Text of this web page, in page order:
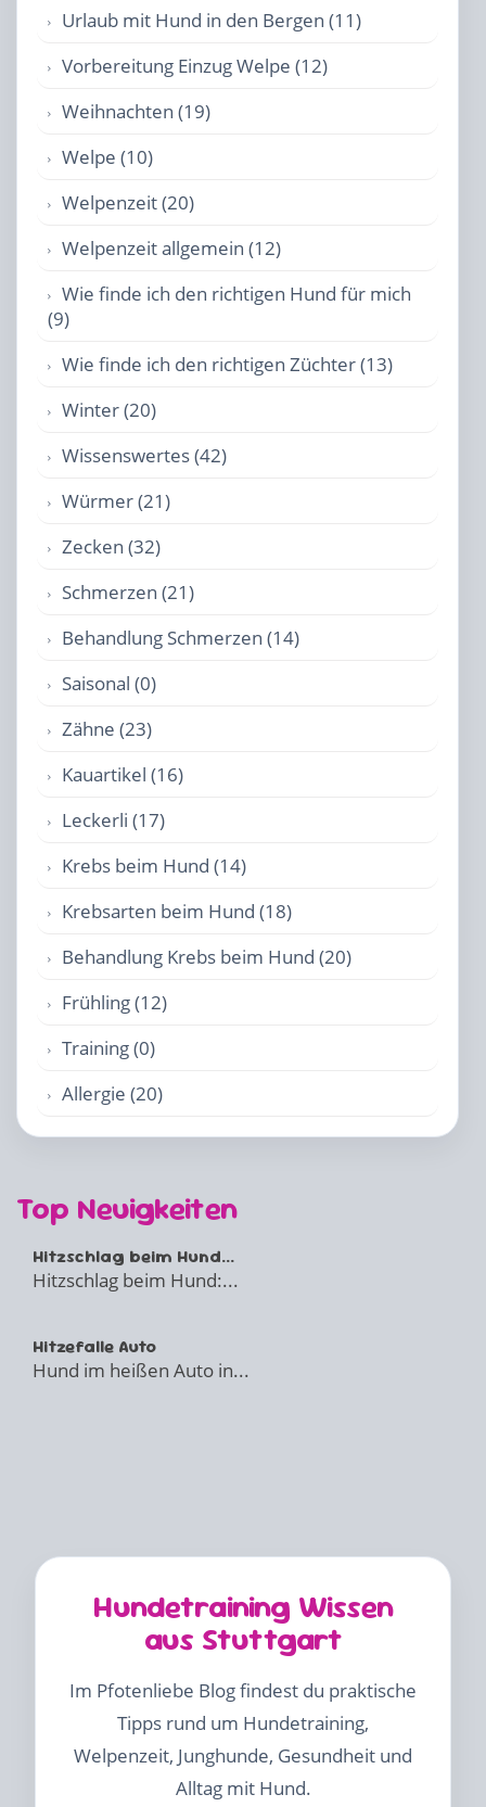
Urlaub mit Hund in den Bergen (11)
Vorbereitung Einzug Welpe (12)
Weihnachten (19)
Welpe (10)
Welpenzeit (20)
Welpenzeit allgemein (12)
Wie finde ich den richtigen Hund für mich
(9)
Wie finde ich den richtigen Züchter (13)
Winter (20)
Wissenswertes (42)
Würmer (21)
Zecken (32)
Schmerzen (21)
Behandlung Schmerzen (14)
Saisonal (0)
Zähne (23)
Kauartikel (16)
Leckerli (17)
Krebs beim Hund (14)
Krebsarten beim Hund (18)
Behandlung Krebs beim Hund (20)
Frühling (12)
Training (0)
Allergie (20)
Top Neuigkeiten
Hitzschlag beim Hund...
Hitzschlag beim Hund:...
Hitzefalle Auto
Hund im heißen Auto in...
Hundetraining Wissen
aus Stuttgart
Im Pfotenliebe Blog findest du praktische
Tipps rund um Hundetraining,
Welpenzeit, Junghunde, Gesundheit und
Alltag mit Hund.